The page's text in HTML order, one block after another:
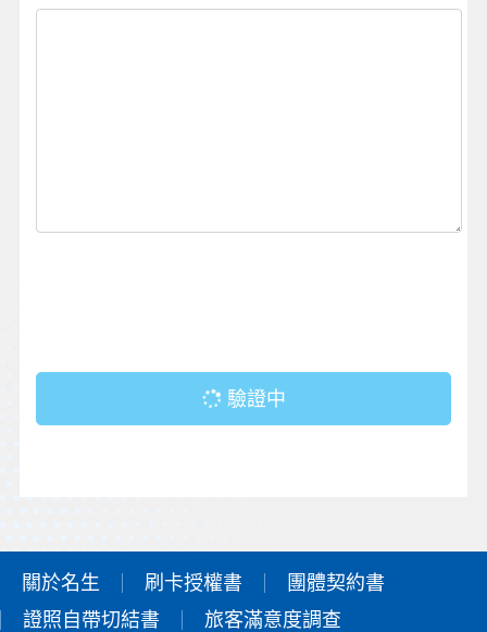
驗證中
關於名生 刷卡授權書
團體契約書
證照自帶切結書
旅客滿意度調查